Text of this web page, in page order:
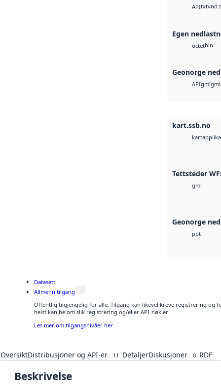
APItxt
Egen
octetbin
Geonorge
APIgmlgml
kart.ssb.no
Tettsteder
gml
Geonorge
ppt
Datasett
Allmenn tilgang
Offentlig tilgjengelig for alle. Tilgang kan likevel kreve registrering og
helst kan be om slik registrering og/eller API-nøkler.
Les mer om tilgangsnivåer her
OversiktDistribusjoner og API-er 11 DetaljerDiskusjoner 0 RDF
Beskrivelse